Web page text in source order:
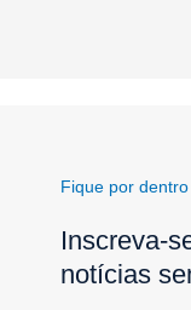
Fique por
Inscreva-
notícias